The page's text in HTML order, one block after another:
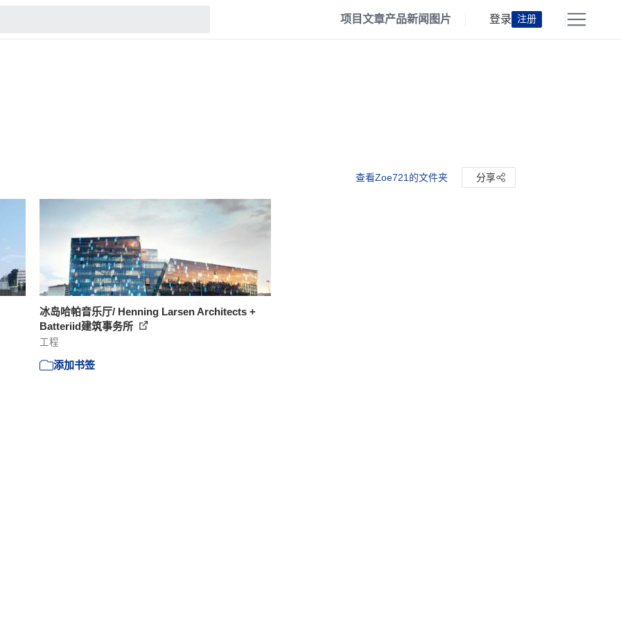
项目文章产品新闻 图片 登录 注册
查看Zoe721的文件夹 分享
冰岛哈帕音乐厅/ Henning Larsen Architects +
Batteriid建筑事务所
工程
添加书签